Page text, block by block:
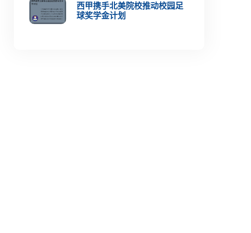
西甲携手北美院校推动校园足
球奖学金计划